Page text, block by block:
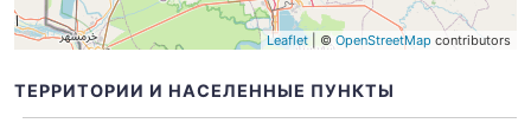
Leaflet | © OpenStreetMap contributors
ТЕРРИТОРИИ И НАСЕЛЕННЫЕ ПУНКТЫ